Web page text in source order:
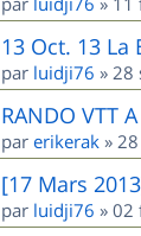
13 Oct. 13 La
par luidji76 » 28
RANDO VTT
par erikerak »
[17 Mars
par luidji76 » 02